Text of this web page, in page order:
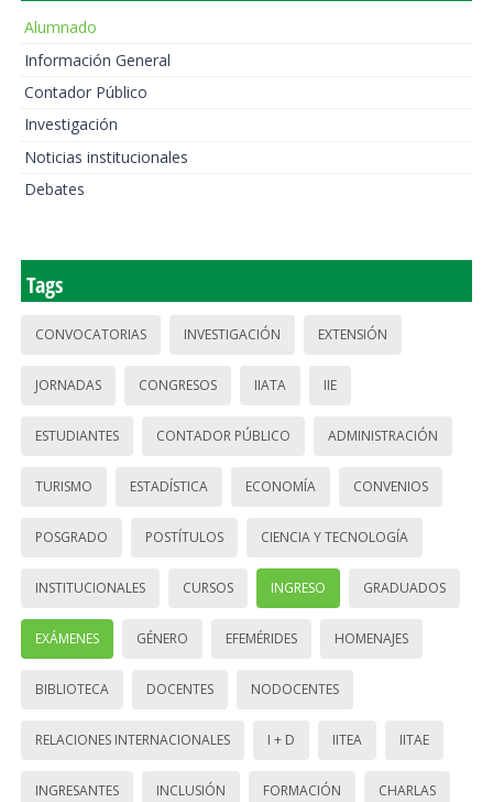
Alumnado
Información General
Contador Público
Investigación
Noticias institucionales
Debates
Tags
CONVOCATORIAS INVESTIGACIÓN EXTENSIÓN
JORNADAS CONGRESOS IIATA IIE
ESTUDIANTES CONTADOR PÚBLICO ADMINISTRACIÓN
TURISMO ESTADÍSTICA ECONOMÍA CONVENIOS
POSGRADO POSTÍTULOS CIENCIA Y TECNOLOGÍA
INSTITUCIONALES CURSOS INGRESO GRADUADOS
EXÁMENES GÉNERO EFEMÉRIDES HOMENAJES
BIBLIOTECA DOCENTES NODOCENTES
RELACIONES INTERNACIONALES I + D IITEA IITAE
INGRESANTES INCLUSIÓN FORMACIÓN CHARLAS